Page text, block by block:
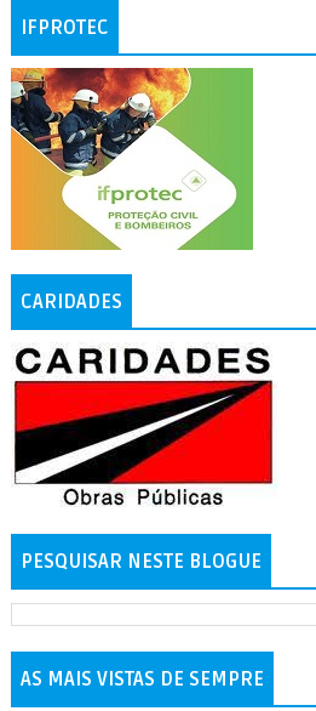
IFPROTEC
CARIDADES
PESQUISAR NESTE BLOGUE
AS MAIS VISTAS DE SEMPRE